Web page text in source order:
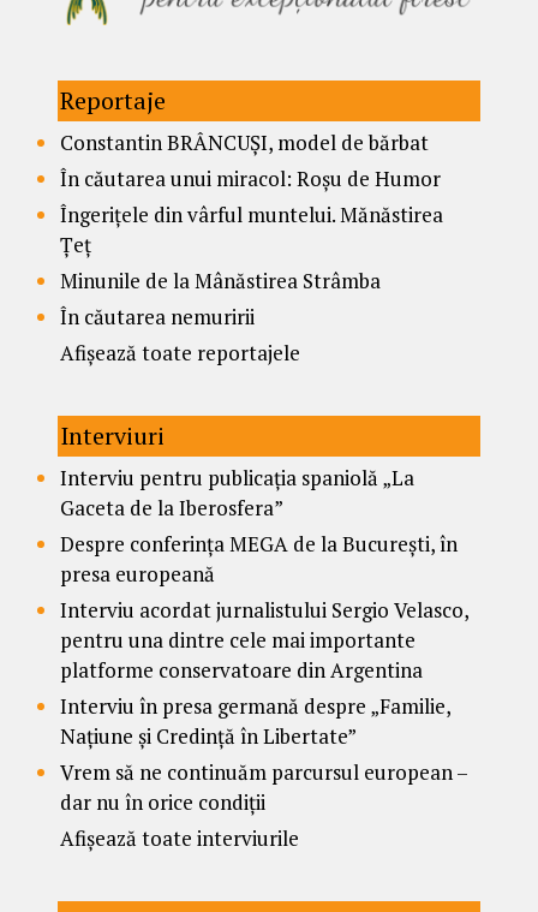
Reportaje
Constantin BRÂNCUȘI, model de bărbat
În căutarea unui miracol: Roșu de Humor
Îngerițele din vârful muntelui. Mănăstirea
Țeț
Minunile de la Mânăstirea Strâmba
În căutarea nemuririi
Afișează toate reportajele
Interviuri
Interviu pentru publicația spaniolă „La
Gaceta de la Iberosfera”
Despre conferința MEGA de la București, în
presa europeană
Interviu acordat jurnalistului Sergio Velasco,
pentru una dintre cele mai importante
platforme conservatoare din Argentina
Interviu în presa germană despre „Familie,
Națiune și Credință în Libertate”
Vrem să ne continuăm parcursul european –
dar nu în orice condiții
Afișează toate interviurile